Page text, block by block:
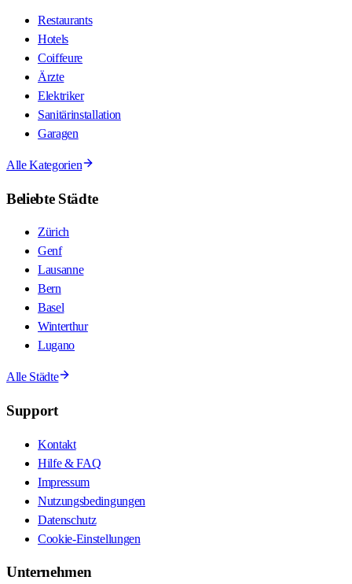
Restaurants
Hotels
Coiffeure
Ärzte
Elektriker
Sanitärinstallation
Garagen
Alle Kategorien
Beliebte Städte
Zürich
Genf
Lausanne
Bern
Basel
Winterthur
Lugano
Alle Städte
Support
Kontakt
Hilfe & FAQ
Impressum
Nutzungsbedingungen
Datenschutz
Cookie-Einstellungen
Unternehmen